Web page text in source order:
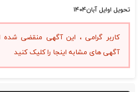
تحویل اوایل آبان۱۴۰۴
کاربر گرامی ، این آگهی منقضی
آگهی های مشابه اینجا را کلیک کنید